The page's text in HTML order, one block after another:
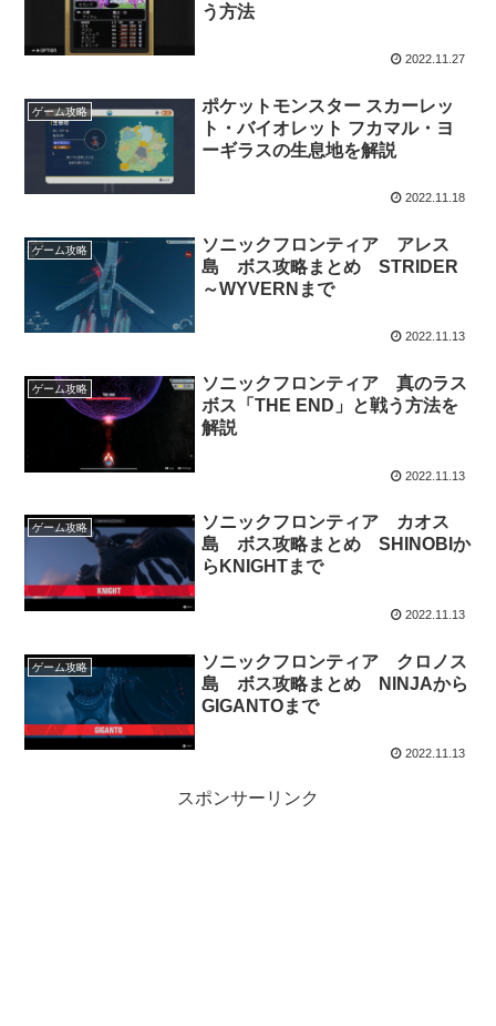
う方法
2022.11.27
ゲーム攻略
ポケットモンスター スカーレッ
ト・バイオレット フカマル・ヨ
ーギラスの生息地を解説
2022.11.18
ゲーム攻略
ソニックフロンティア アレス
島 ボス攻略まとめ STRIDER
～WYVERNまで
2022.11.13
ゲーム攻略
ソニックフロンティア 真のラス
ボス「THE END」と戦う方法を
解説
2022.11.13
ゲーム攻略
ソニックフロンティア カオス
島 ボス攻略まとめ SHINOBIか
らKNIGHTまで
2022.11.13
ゲーム攻略
ソニックフロンティア クロノス
島 ボス攻略まとめ NINJAから
GIGANTOまで
2022.11.13
スポンサーリンク